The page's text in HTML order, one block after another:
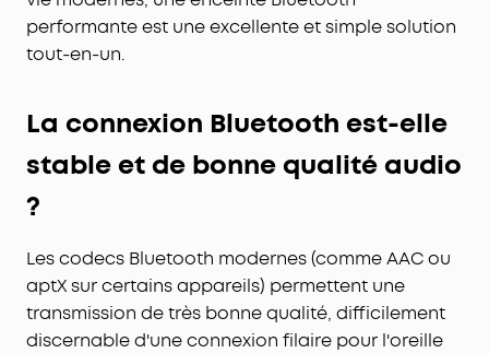
performante est une excellente et simple solution
tout-en-un.
La connexion Bluetooth est-elle
stable et de bonne qualité audio
?
Les codecs Bluetooth modernes (comme AAC ou
aptX sur certains appareils) permettent une
transmission de très bonne qualité, difficilement
discernable d'une connexion filaire pour l'oreille